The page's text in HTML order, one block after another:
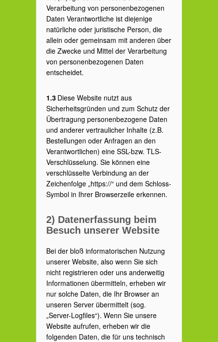
Verarbeitung von personenbezogenen
Daten Verantwortliche ist diejenige
natürliche oder juristische Person, die
allein oder gemeinsam mit anderen über
die Zwecke und Mittel der Verarbeitung
von personenbezogenen Daten
entscheidet.
1.3 Diese Website nutzt aus
Sicherheitsgründen und zum Schutz der
Übertragung personenbezogene Daten
und anderer vertraulicher Inhalte (z.B.
Bestellungen oder Anfragen an den
Verantwortlichen) eine SSL-bzw. TLS-
Verschlüsselung. Sie können eine
verschlüsselte Verbindung an der
Zeichenfolge „https://“ und dem Schloss-
Symbol in Ihrer Browserzeile erkennen.
2) Datenerfassung beim
Besuch unserer Website
Bei der bloß informatorischen Nutzung
unserer Website, also wenn Sie sich
nicht registrieren oder uns anderweitig
Informationen übermitteln, erheben wir
nur solche Daten, die Ihr Browser an
unseren Server übermittelt (sog.
„Server-Logfiles“). Wenn Sie unsere
Website aufrufen, erheben wir die
folgenden Daten, die für uns technisch